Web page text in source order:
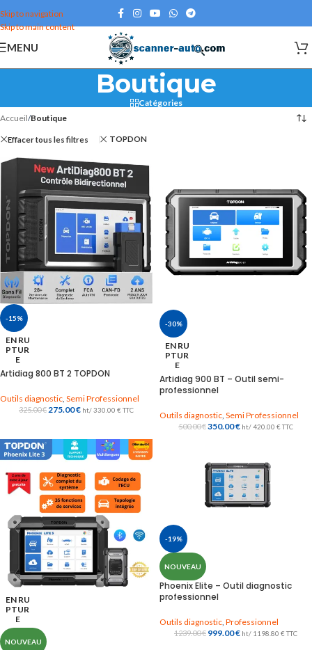
Skip to navigation
Skip to main content
MENU
Boutique
Catégories
Accueil/Boutique
Effacer tous les filtres TOPDON
-15%
EN RU
PTUR
E
Artidiag 800 BT 2 TOPDON
Outils diagnostic Semi Professionnel
325.00€ 275.00€ ht/330.00 € TTC
-30%
EN RU
PTUR
E
Artidiag 900 BT – Outil semi-
professionnel
Outils diagnostic, Semi Professionnel
500.00€350.00€ ht/420.00 € TTC
EN RU
PTUR
E
NOUVEAU
-19%
NOUVEAU
Phoenix Elite – Outil diagnostic
professionnel
Outils diagnostic, Professionnel
1239.00€ 999.00€ ht/ 1198.80 € TTC